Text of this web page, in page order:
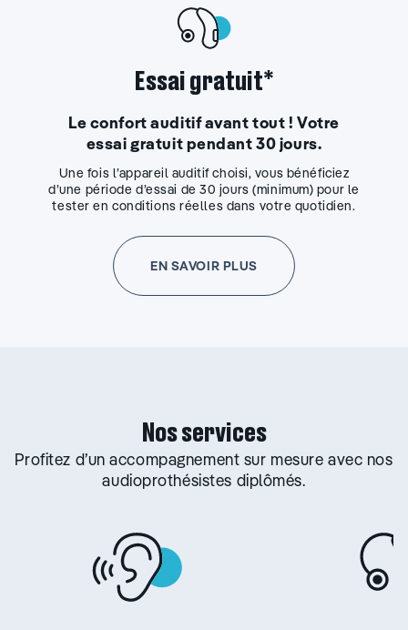
Essai gratuit*
Le confort auditif avant tout ! Votre
essai gratuit pendant 30 jours.
Une fois l’appareil auditif choisi, vous bénéficiez
d’une période d’essai de 30 jours (minimum) pour le
tester en conditions réelles dans votre quotidien.
EN SAVOIR PLUS
Nos services
Profitez d’un accompagnement sur mesure avec nos
audioprothésistes diplômés.